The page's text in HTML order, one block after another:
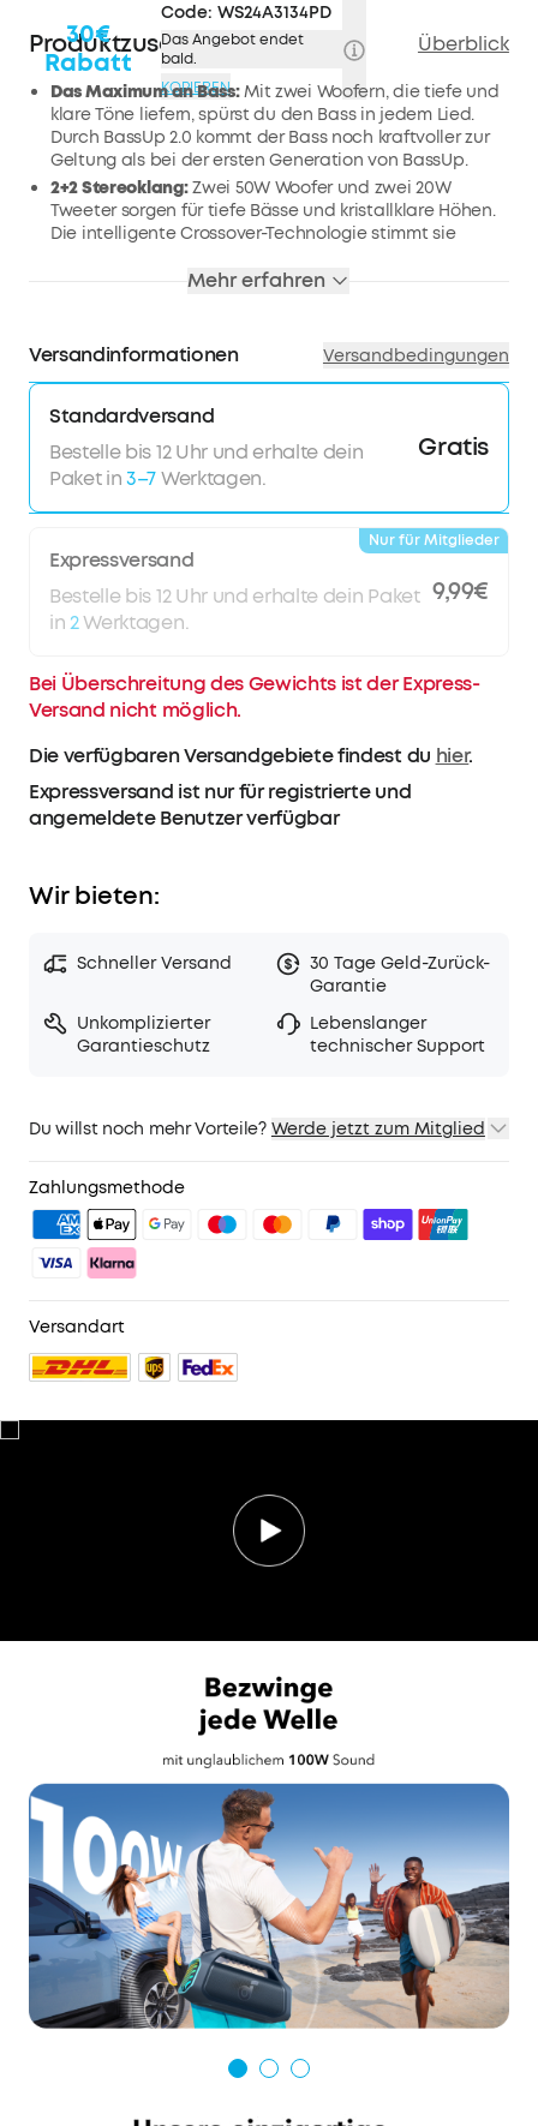
30€
Rabatt
Code: WS24A3134PD
Das Angebot endet
bald.
KOPIEREN
Produktzusammenfassung Überblick
Das Maximum an Bass:Mit zwei Woofern, die tiefe und
klare Töne liefern, spürst du den Bass in jedem Lied.
Durch BassUp 2.0 kommt der Bass noch kraftvoller zur
Geltung als bei der ersten Generation von BassUp.
2+2 Stereoklang:Zwei 50W Woofer und zwei 20W
Tweeter sorgen für tiefe Bässe und kristallklare Höhen.
Die intelligente Crossover-Technologie stimmt sie
ein intensives Audioerlebnis zu erzeugen.
30W-Ladegerät in nur 3h vollständig aufladen und
mit 10W laden (Die Wiedergabezeit hängt von der
Lautstärke und dem Inhalt ab).
IPX7 wasserdicht und schwimmfähig:
Outdoor-Lautsprecher ist für jedes Abenteuer gerüstet,
sodass du ohne Bedenken am Strand, am Pool oder im
Dein Sound, dein Style
dem benutzerdefinierten EQ genau so an, wie du sie
hören willst. Mit der neuen Auracast-Funktion
verbindest du mehrere Lautsprecher und füllst jeden
Mehr erfahren
Versandinformationen Versandbedingungen
Standardversand
Bestelle bis 12 Uhr und erhalte dein
Paket in3–7Werktagen.
Gratis
Expressversand
Bestelle bis 12 Uhr und erhalte dein Paket
in2Werktagen.
9,99€
Nur für Mitglieder
Bei Überschreitung des Gewichts ist der Express-
Versand nicht möglich.
Die verfügbaren Versandgebiete findest du hier.
Expressversand ist nur für registrierte und
angemeldete Benutzer verfügbar
Wir bieten:
Schneller Versand
30 Tage Geld-Zurück-
Garantie
Unkomplizierter
Garantieschutz
Lebenslanger
technischer Support
Du willst noch mehr Vorteile? Werde jetzt zum Mitglied
2. Mitglieder-Preise für ausgewähte Produkte
3. Geburtstagsgeschenk
4. Weitere Vorteile mit soundcoreCredits
Mehr erfahren
Zahlungsmethode
Versandart
Explorer Blue
version
Boom 2
Plus
Boom 2
Pro
199,99€ 30,00€
Rabatt